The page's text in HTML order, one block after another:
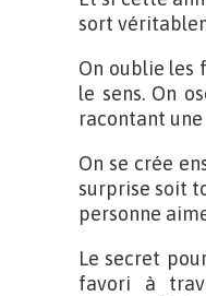
sort
On oublie les
le sens. On
racontant
On se crée
surprise soit
personne
Le secret
favori à